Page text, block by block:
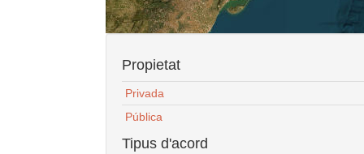
Propietat
Privada
Pública
Tipus d'acord